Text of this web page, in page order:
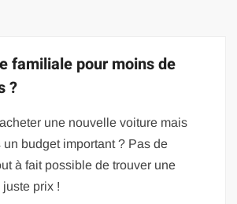
familiale pour moins de
?
une nouvelle voiture mais
un budget important ? Pas de
à fait possible de trouver une
prix !